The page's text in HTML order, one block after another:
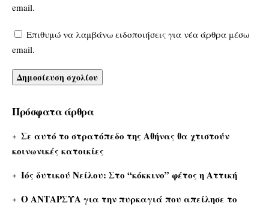
email.
Επιθυμώ να λαμβάνω ειδοποιήσεις για νέα άρθρα μέσω
email.
Πρόσφατα άρθρα
Σε αυτό το στρατόπεδο της Αθήνας θα χτιστούν
κοινωνικές κατοικίες
Ιός δυτικού Νείλου: Στο “κόκκινο” φέτος η Αττική
Ο ΑΝΤΑΡΣΥΑ για την πυρκαγιά που απείλησε το